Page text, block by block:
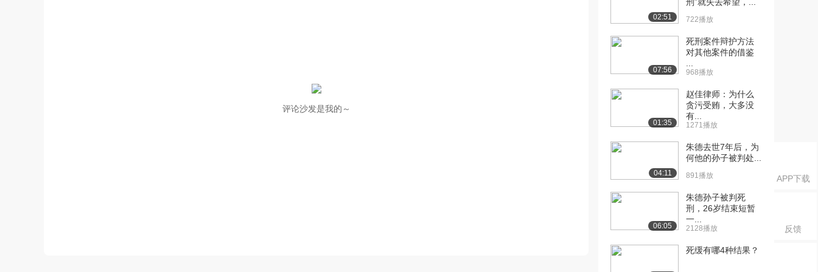
APP下载
反馈
评论沙发是我的～
02:51 722播放
07:56
死刑案件辩护方法
对其他案件的借鉴
968播放
01:35
赵佳律师：为什么
贪污受贿，大多没
有...
1271播放
04:11
朱德去世7年后，为
何他的孙子被判处...
891播放
06:05
朱德孙子被判死
刑，26岁结束短暂
一...
2128播放
死缓有哪4种结果？